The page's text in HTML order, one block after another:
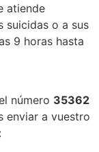
atiende
suicidas o a sus
9 horas hasta
número 35362
enviar a vuestro